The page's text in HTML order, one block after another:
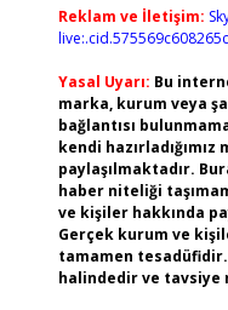
Reklam ve İletişim:
Yasal Uyarı: Bu
marka, kurum veya
bağlantısı
kendi
paylaşılmaktadır.
haber niteliği
ve kişiler hakkında
Gerçek kurum ve
tamamen
halindedir ve tavsiye